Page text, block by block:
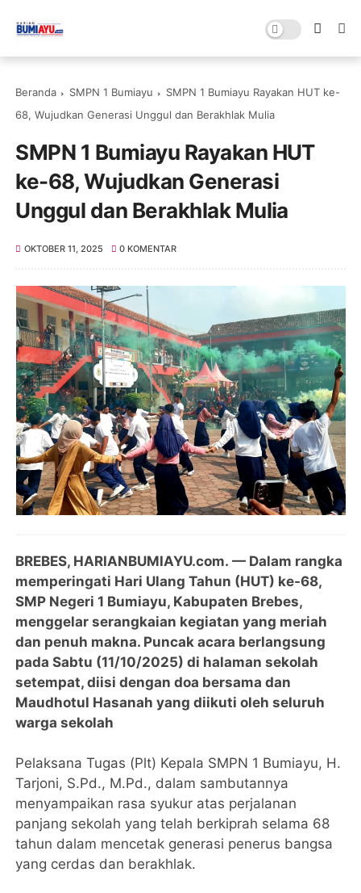
Beranda SMPN 1 Bumiayu
SMPN 1 Bumiayu Rayakan HUT ke-
68, Wujudkan Generasi Unggul dan Berakhlak Mulia
SMPN 1 Bumiayu Rayakan HUT
ke-68, Wujudkan Generasi
Unggul dan Berakhlak Mulia
OKTOBER 11, 2025 0 KOMENTAR
BREBES, HARIANBUMIAYU.com.— Dalam rangka
memperingati Hari Ulang Tahun (HUT) ke-68,
SMP Negeri 1 Bumiayu, Kabupaten Brebes,
menggelar serangkaian kegiatan yang meriah
dan penuh makna. Puncak acara berlangsung
pada Sabtu (11/10/2025) di halaman sekolah
setempat, diisi dengan doa bersama dan
Maudhotul Hasanah yang diikuti oleh seluruh
warga sekolah
Pelaksana Tugas (Plt) Kepala SMPN 1 Bumiayu, H.
Tarjoni, S.Pd., M.Pd., dalam sambutannya
menyampaikan rasa syukur atas perjalanan
panjang sekolah yang telah berkiprah selama 68
tahun dalam mencetak generasi penerus bangsa
yang cerdas dan berakhlak.